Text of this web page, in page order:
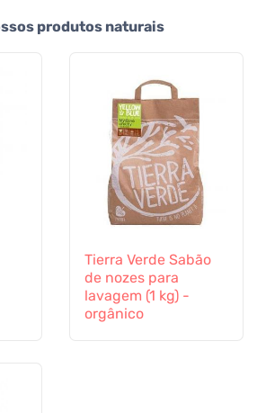
produtos naturais
Tierra Verde Sabão
de nozes para
lavagem (1 kg) -
orgânico